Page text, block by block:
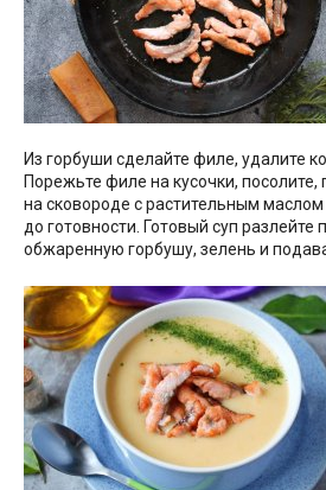
Из горбуши сделайте филе, удалите
Порежьте филе на кусочки, посолите,
на сковороде с растительным маслом
до готовности. Готовый суп разлейте
обжаренную горбушу, зелень и